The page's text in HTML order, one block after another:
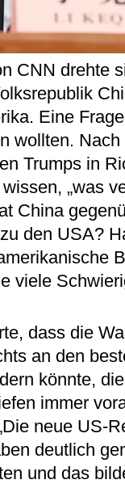
CNN drehte
Eine
wollten.
Trumps in
„was
China
den USA?
viele
dass die
an den
könnte,
immer
neue US-
deutlich
und das